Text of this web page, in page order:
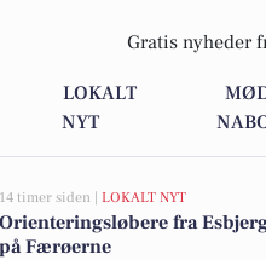
Gratis nyheder
LOKALT
NYT
14 timer siden | LOKALT NYT
Orienteringsløbere fra
på Færøerne